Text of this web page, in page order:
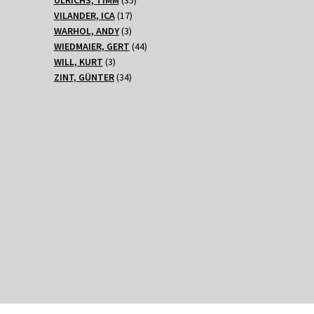
VILANDER, ICA 1717
Produkte
WARHOL, ANDY 33
Produkte
WIEDMAIER, GERT 4444
WILL, KURT 33
Produkte
ZINT, GÜNTER 3434